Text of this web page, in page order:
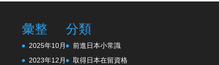
彙整
2025年10月
2023年12月
分類
前進日本小常識
取得日本在留資格